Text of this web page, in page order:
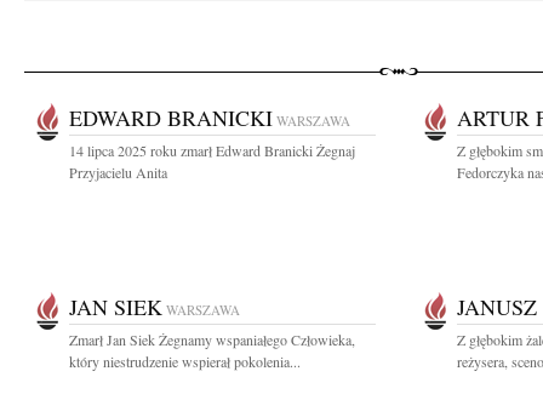
EDWARD BRANICKI WARSZAWA
14 lipca 2025 roku zmarł Edward Branicki Żegnaj
Przyjacielu Anita
ARTUR
Z głębokim
Fedorczyka
JAN SIEK WARSZAWA
Zmarł Jan Siek Żegnamy wspaniałego Człowieka,
który niestrudzenie wspierał pokolenia...
Z głębokim
reżysera,